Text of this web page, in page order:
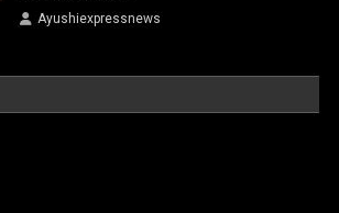
Ayushiexpressnews